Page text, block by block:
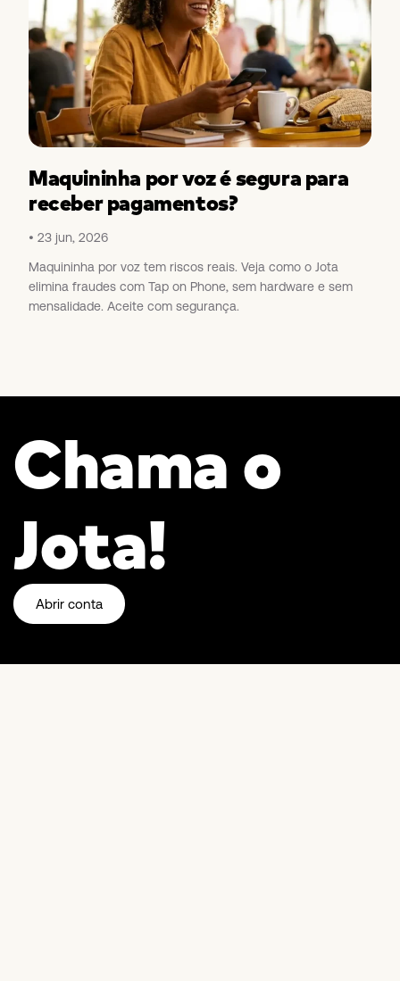
Maquininha por voz é segura para
receber pagamentos?
23 jun, 2026
Maquininha por voz tem riscos reais. Veja como o Jota
elimina fraudes com Tap on Phone, sem hardware e sem
mensalidade. Aceite com segurança.
Chama o
Jota!
Abrir conta